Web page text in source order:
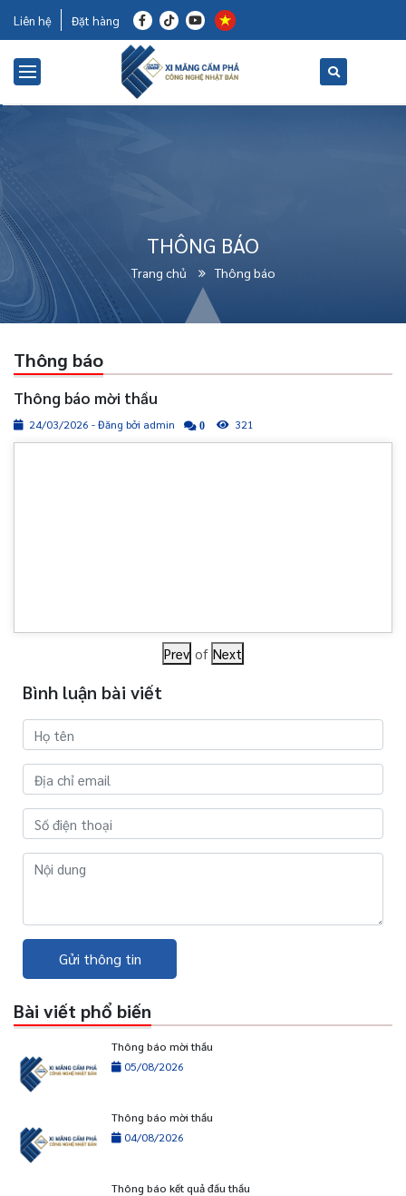
Liên hệ Đặt hàng
THÔNG BÁO
Trang chủ Thông báo
Thông báo
Thông báo mời thầu
24/03/2026 - Đăng bởi admin 0 321
Prev of Next
Bình luận bài viết
Gửi thông tin
Bài viết phổ biến
Thông báo mời thầu
05/08/2026
Thông báo mời thầu
04/08/2026
Thông báo kết quả đấu thầu